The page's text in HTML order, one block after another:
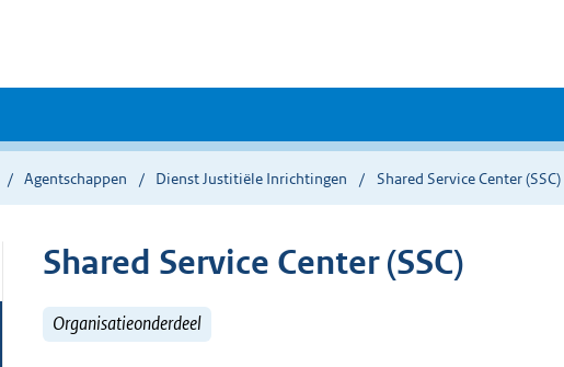
Agentschappen Dienst Justitiële Inrichtingen Shared Service Center (SSC)
Shared Service Center (SSC)
Organisatieonderdeel